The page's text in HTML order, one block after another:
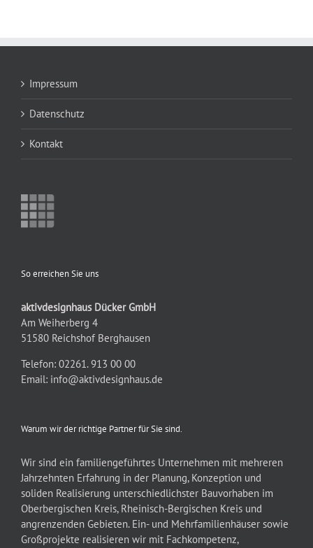
Impressum
Datenschutz
Kontakt
So erreichen Sie uns
aktivdesignhaus Dücker GmbH
Am Weiherberg 4
51580 Reichshof Berghausen
Telefon: 02261. 913 00 00
Email: info@aktivdesignhaus.de
Warum wir der richtige Partner für Sie sind.
Wir sind ein familiengeführtes Unternehmen mit mehreren
Jahrzehnten Erfahrung in der Planung, Konzeption und
soliden Realisierung unterschiedlichster Bauvorhaben im
Oberbergischen Kreis, Rheinisch-Bergischen Kreis und
angrenzenden Gebieten. Ein- und Mehrfamilienhäuser sowie
Großprojekte realisieren wir mit Fachkompetenz,